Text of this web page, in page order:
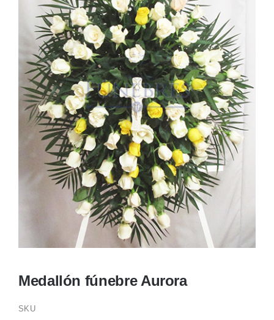
Orquídeas
Tipo de Flor
Por Evento
Detalles
Funebres
Medallón fúnebre Aurora
SKU